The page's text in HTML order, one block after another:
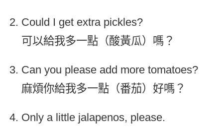
Could I get extra pickles?
可以給我多一點（酸黃瓜）嗎？
Can you please add more tomatoes?
麻煩你給我多一點（番茄）好嗎？
Only a little jalapenos, please.